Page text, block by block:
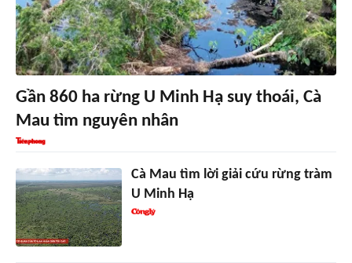
Gần 860 ha rừng U Minh Hạ suy thoái, Cà
Mau tìm nguyên nhân
Cà Mau tìm lời giải cứu rừng tràm
U Minh Hạ